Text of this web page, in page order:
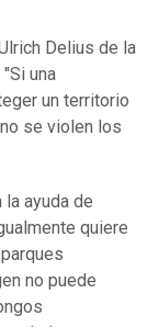
Delius de la
una
un territorio
se violen los
la ayuda de
quiere
no puede